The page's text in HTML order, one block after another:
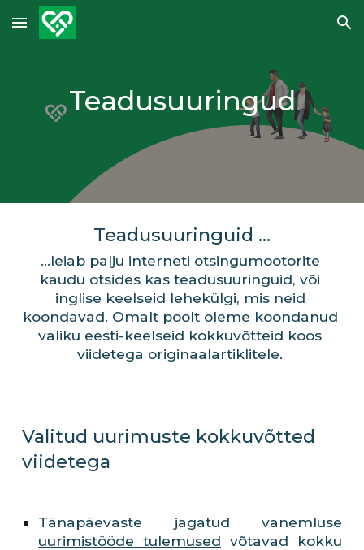
Skip to main content Skip to navigation
Teadusuuringud
Teadusuuringuid ...
...leiab palju interneti otsingumootorite
kaudu otsides kas teadusuuringuid, või
inglise keelseid lehekülgi, mis neid
koondavad. Omalt poolt oleme koondanud
valiku eesti-keelseid kokkuvõtteid koos
viidetega originaalartiklitele.
Valitud uurimuste kokkuvõtted
viidetega
Tänapäevaste jagatud vanemluse
uurimistööde tulemused võtavad kokku